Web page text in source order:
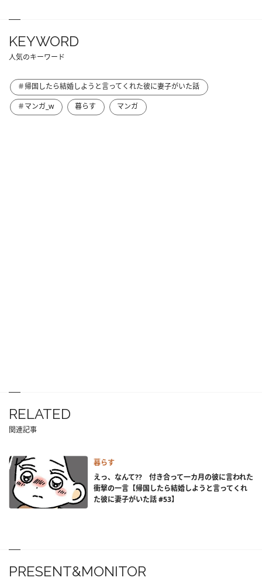
KEYWORD
人気のキーワード
＃帰国したら結婚しようと言ってくれた彼に妻子がいた話
＃マンガ_w
暮らす マンガ
RELATED
関連記事
暮らす
えっ、なんて?? 付き合って一カ月の彼に言われた
衝撃の一言【帰国したら結婚しようと言ってくれ
た彼に妻子がいた話 #53】
PRESENT&MONITOR